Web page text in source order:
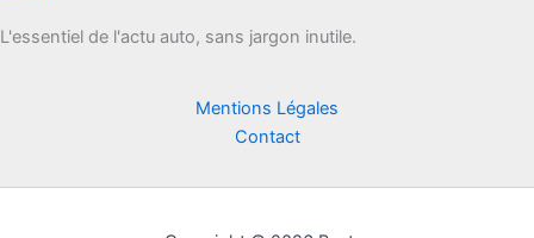
L'essentiel de l'actu auto, sans jargon inutile.
Mentions Légales
Contact